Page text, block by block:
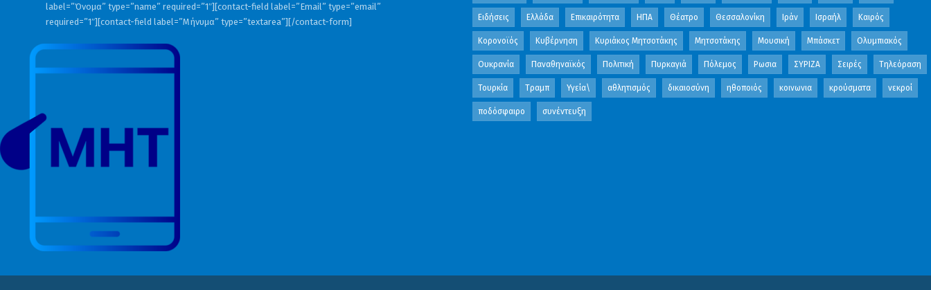
label=”Όνομα” type=”name” required=”1″][contact-field label=”Email” type=”email”
required=”1″][contact-field label=”Μήνυμα” type=”textarea”][/contact-form]
Ειδήσεις Ελλάδα Επικαιρότητα ΗΠΑ Θέατρο Θεσσαλονίκη Ιράν Ισραήλ Καιρός
Κορονοϊός Κυβέρνηση Κυριάκος Μητσοτάκης Μητσοτάκης Μουσική Μπάσκετ Ολυμπιακός
Ουκρανία Παναθηναϊκός Πολιτική Πυρκαγιά Πόλεμος Ρωσια ΣΥΡΙΖΑ Σειρές Τηλεόραση
Τουρκία Τραμπ Υγεία\ αθλητισμός δικαιοσύνη ηθοποιός κοινωνια κρούσματα νεκροί
ποδόσφαιρο συνέντευξη